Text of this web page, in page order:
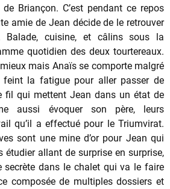
Briançon. C’est pendant ce repos
amie de Jean décide de le retrouver
Balade, cuisine, et câlins sous la
quotidien des deux tourtereaux.
mais Anaïs se comporte malgré
feint la fatigue pour aller passer de
fil qui mettent Jean dans un état de
aussi évoquer son père, leurs
qu’il a effectué pour le Triumvirat.
sont une mine d’or pour Jean qui
étudier allant de surprise en surprise,
secrète dans le chalet qui va le faire
composée de multiples dossiers et